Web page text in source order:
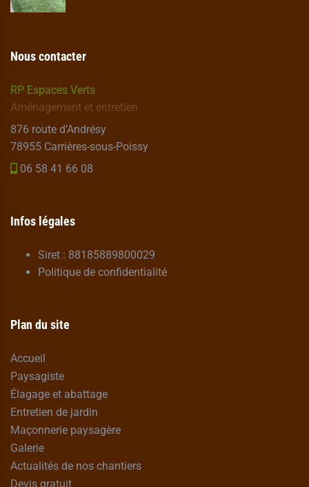
Nous contacter
RP Espaces Verts
Aménagement et entretien
876 route d’Andrésy
78955 Carrières-sous-Poissy
06 58 41 66 08
Infos légales
Siret : 88185889800029
Politique de confidentialité
Plan du site
Accueil
Paysagiste
Élagage et abattage
Entretien de jardin
Maçonnerie paysagère
Galerie
Actualités de nos chantiers
Devis gratuit